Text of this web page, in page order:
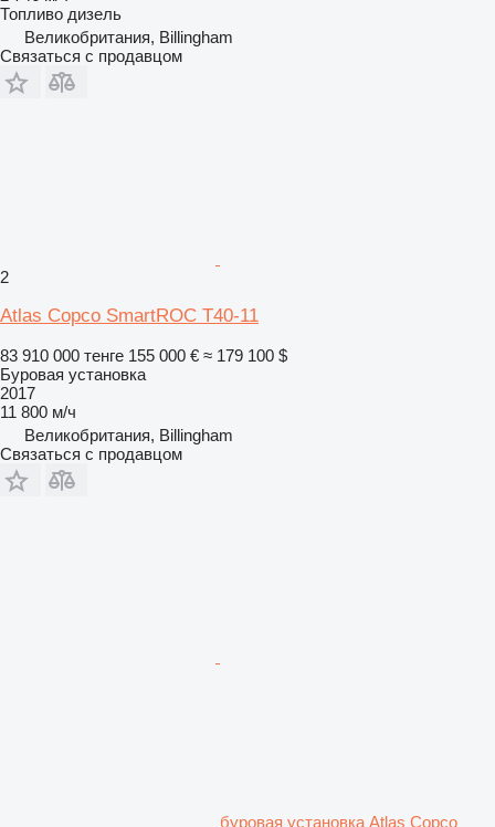
Топливо дизель
Великобритания, Billingham
Связаться с продавцом
2
Atlas Copco SmartROC T40-11
83 910 000 тенге 155 000 € ≈ 179 100 $
Буровая установка
2017
11 800 м/ч
Великобритания, Billingham
Связаться с продавцом
буровая установка Atlas Copco